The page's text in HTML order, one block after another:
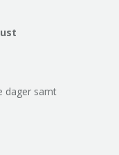
dager samt